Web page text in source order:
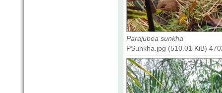
Parajubea sunkha
PSunkha.jpg (510.01 KiB)